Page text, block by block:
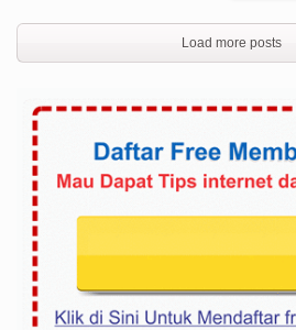
Load more posts